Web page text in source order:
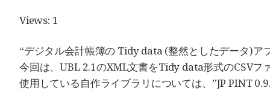
Views: 1
“デジタル会計帳簿の Tidy data (整然としたデータ)ア
今回は、UBL 2.1のXML文書をTidy data形式のCSVフ
使用している自作ライブラリについては、”JP PINT